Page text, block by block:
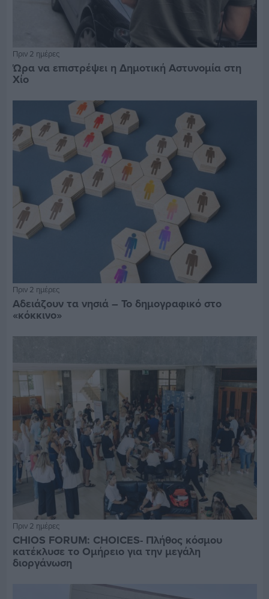
Πριν 2 ημέρες
Ώρα να επιστρέψει η Δημοτική Αστυνομία στη
Χίο
Πριν 2 ημέρες
Αδειάζουν τα νησιά – Το δημογραφικό στο
«κόκκινο»
Πριν 2 ημέρες
CHIOS FORUM: CHOICES- Πλήθος κόσμου
κατέκλυσε το Ομήρειο για την μεγάλη
διοργάνωση